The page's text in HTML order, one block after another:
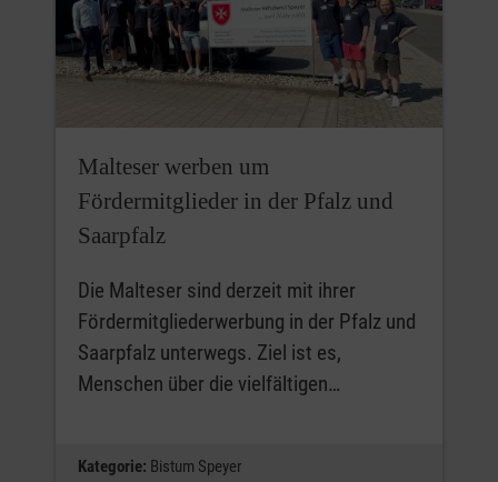
Malteser werben um
Fördermitglieder in der Pfalz und
Saarpfalz
Die Malteser sind derzeit mit ihrer
Fördermitgliederwerbung in der Pfalz und
Saarpfalz unterwegs. Ziel ist es,
Menschen über die vielfältigen…
Kategorie: Bistum Speyer